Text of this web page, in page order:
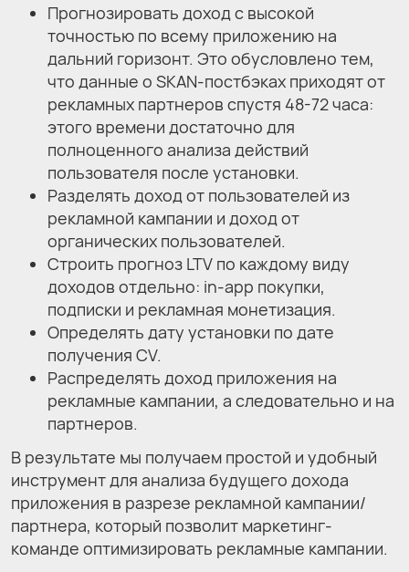
Прогнозировать доход с высокой
точностью по всему приложению на
дальний горизонт. Это обусловлено тем,
что данные о SKAN-постбэках приходят от
рекламных партнеров спустя 48-72 часа:
этого времени достаточно для
полноценного анализа действий
пользователя после установки.
Разделять доход от пользователей из
рекламной кампании и доход от
органических пользователей.
Строить прогноз LTV по каждому виду
доходов отдельно: in-app покупки,
подписки и рекламная монетизация.
Определять дату установки по дате
получения CV.
Распределять доход приложения на
рекламные кампании, а следовательно и на
партнеров.
В результате мы получаем простой и удобный
инструмент для анализа будущего дохода
приложения в разрезе рекламной кампании/
партнера, который позволит маркетинг-
команде оптимизировать рекламные кампании.